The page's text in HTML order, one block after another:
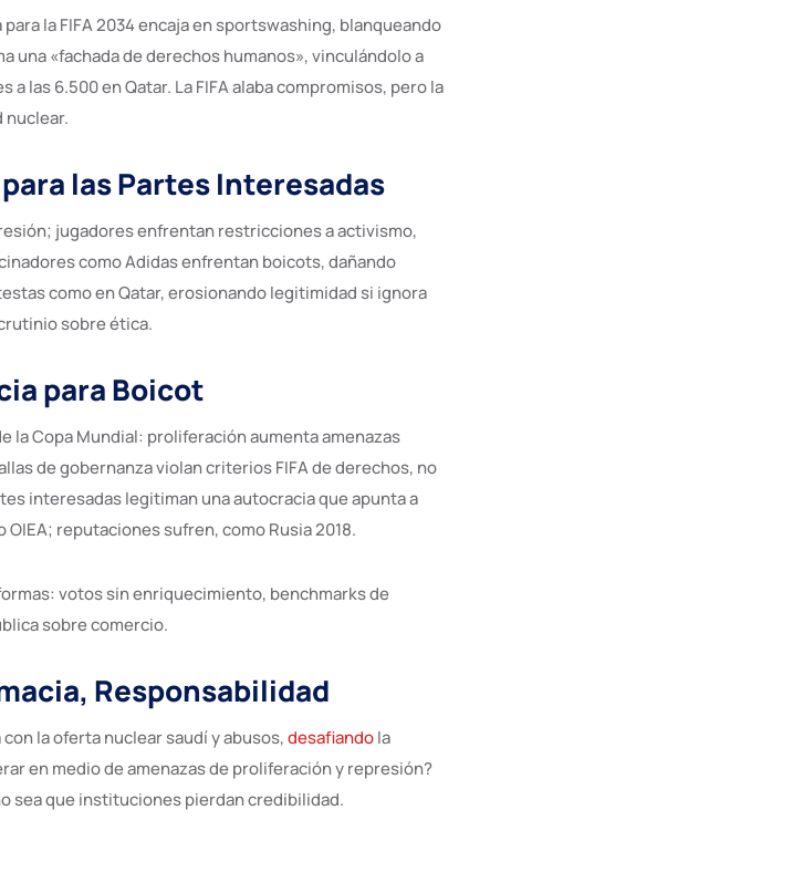
la FIFA 2034 encaja en sportswashing, blanqueando
una «fachada de derechos humanos», vinculándolo a
las 6.500 en Qatar. La FIFA alaba compromisos, pero la
nuclear.
las Partes Interesadas
jugadores enfrentan restricciones a activismo,
como Adidas enfrentan boicots, dañando
como en Qatar, erosionando legitimidad si ignora
sobre ética.
para Boicot
la Copa Mundial: proliferación aumenta amenazas
de gobernanza violan criterios FIFA de derechos, no
interesadas legitiman una autocracia que apunta a
reputaciones sufren, como Rusia 2018.
votos sin enriquecimiento, benchmarks de
sobre comercio.
Responsabilidad
la oferta nuclear saudí y abusos,desafiandola
en medio de amenazas de proliferación y represión?
sea que instituciones pierdan credibilidad.